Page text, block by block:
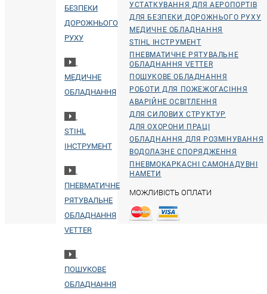
БЕЗПЕКИ
ДОРОЖНЬОГО
РУХУ
МЕДИЧНЕ
ОБЛАДНАННЯ
STIHL
ІНСТРУМЕНТ
ПНЕВМАТИЧНЕ
РЯТУВАЛЬНЕ
ОБЛАДНАННЯ
VETTER
ПОШУКОВЕ
ОБЛАДНАННЯ
УСТАТКУВАННЯ ДЛЯ АЕРОПОРТІВ
ДЛЯ БЕЗПЕКИ ДОРОЖНЬОГО РУХУ
МЕДИЧНЕ ОБЛАДНАННЯ
STIHL ІНСТРУМЕНТ
ПНЕВМАТИЧНЕ РЯТУВАЛЬНЕ
ОБЛАДНАННЯ VETTER
ПОШУКОВЕ ОБЛАДНАННЯ
РОБОТИ ДЛЯ ПОЖЕЖОГАСІННЯ
АВАРІЙНЕ ОСВІТЛЕННЯ
ДЛЯ СИЛОВИХ СТРУКТУР
ДЛЯ ОХОРОНИ ПРАЦІ
ОБЛАДНАННЯ ДЛЯ РОЗМІНУВАННЯ
ВОДОЛАЗНЕ СПОРЯДЖЕННЯ
ПНЕВМОКАРКАСНІ САМОНАДУВНІ
НАМЕТИ
МОЖЛИВІСТЬ ОПЛАТИ